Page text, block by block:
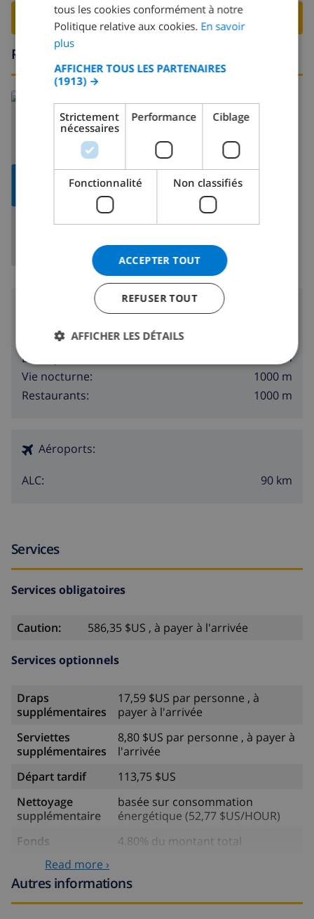
RESERVER CETTE VILLA ›
Région
AFFICHER
Espagne >Costa Blanca Calpe
Boutiques:
1000 m
Vie nocturne:
1000 m
Restaurants:
1000 m
Aéroports:
ALC: 90 km
Services
Services obligatoires
Caution: 586,35 $US , à payer à l'arrivée
Services optionnels
Draps
supplémentaires
17,59 $US par personne , à
payer à l'arrivée
Serviettes
supplémentaires
8,80 $US par personne , à payer à
l'arrivée
Départ tardif
113,75 $US
Nettoyage
supplémentaire
basée sur consommation
énergétique (52,77 $US/HOUR)
Fonds
4.80% du montant total
Read more ›
Autres informations
SPANISH
GERMAN
DANISH
tous les cookies conformément à notre
Politique relative aux cookies. En savoir
plus
AFFICHER TOUS LES PARTENAIRES
(1913) →
Strictement
nécessaires
Performance Ciblage
Fonctionnalité Non classifiés
ACCEPTER TOUT
REFUSER TOUT
AFFICHER LES DÉTAILS